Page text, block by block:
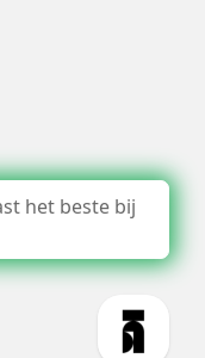
het beste bij